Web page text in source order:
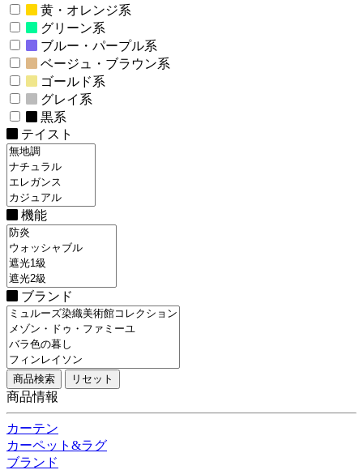
黄・オレンジ系
グリーン系
ブルー・パープル系
ベージュ・ブラウン系
ゴールド系
グレイ系
黒系
テイスト
機能
ブランド
商品情報
カーテン
カーペット&ラグ
ブランド